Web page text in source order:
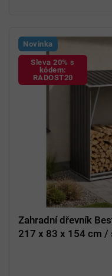
Novinka
Sleva 20% s
kódem:
RADOST20
Zahradní dřevník
217 x 83 x 154 cm /